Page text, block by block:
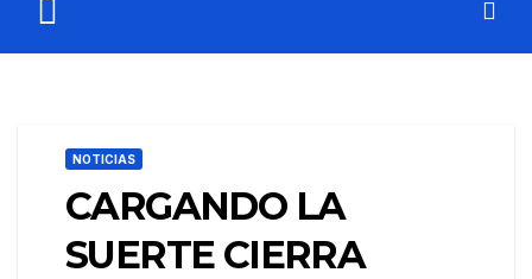
NOTICIAS
CARGANDO LA
SUERTE CIERRA